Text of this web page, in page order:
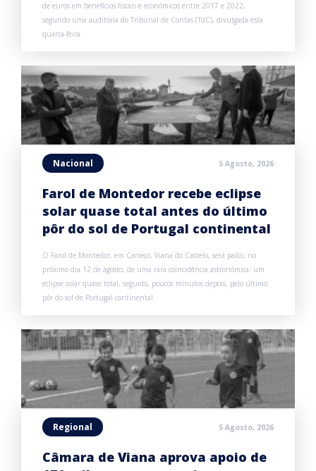
de euros em benefícios fiscais e económicos entre 2017 e 2022,
segundo uma auditoria do Tribunal de Contas (TdC), divulgada esta
quarta-feira.
Nacional 5 Agosto, 2026
Farol de Montedor recebe eclipse
solar quase total antes do último
pôr do sol de Portugal continental
O Farol de Montedor, em Carreço, Viana do Castelo, será palco, no
próximo dia 12 de agosto, de uma rara coincidência astronómica: um
eclipse solar quase total, seguido, poucos minutos depois, pelo último
pôr do sol de Portugal continental.
Regional 5 Agosto, 2026
Câmara de Viana aprova apoio de